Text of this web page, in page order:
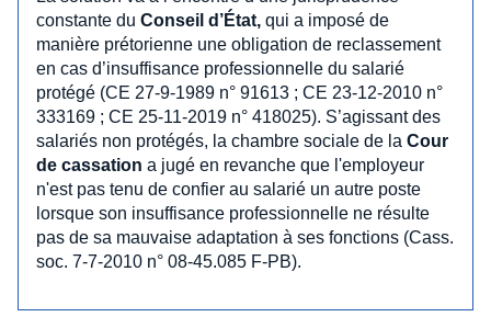
constante du Conseil d’État, qui a imposé de
manière prétorienne une obligation de reclassement
en cas d’insuffisance professionnelle du salarié
protégé (CE 27-9-1989 n° 91613 ; CE 23-12-2010 n°
333169 ; CE 25-11-2019 n° 418025). S’agissant des
salariés non protégés, la chambre sociale de la Cour
de cassation a jugé en revanche que l'employeur
n'est pas tenu de confier au salarié un autre poste
lorsque son insuffisance professionnelle ne résulte
pas de sa mauvaise adaptation à ses fonctions (Cass.
soc. 7-7-2010 n° 08-45.085 F-PB).